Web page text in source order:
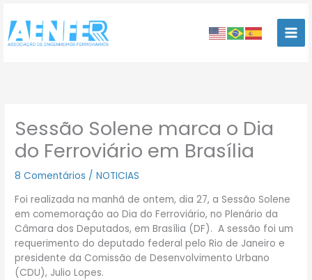
para
conteúdo
Sessão Solene marca o Dia
do Ferroviário em Brasília
8 Comentários /NOTICIAS
Foi realizada na manhã de ontem, dia 27, a Sessão Solene
em comemoração ao Dia do Ferroviário, no Plenário da
Câmara dos Deputados, em Brasília (DF). A sessão foi um
requerimento do deputado federal pelo Rio de Janeiro e
presidente da Comissão de Desenvolvimento Urbano
(CDU), Julio Lopes.